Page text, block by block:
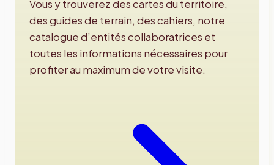
Vous y trouverez des cartes du territoire,
des guides de terrain, des cahiers, notre
catalogue d’entités collaboratrices et
toutes les informations nécessaires pour
profiter au maximum de votre visite.